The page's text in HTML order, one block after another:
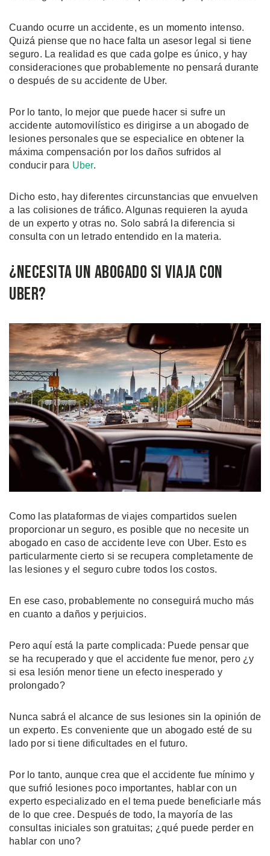
Cuando ocurre un accidente, es un momento intenso.
Quizá piense que no hace falta un asesor legal si tiene
seguro. La realidad es que cada golpe es único, y hay
consideraciones que probablemente no pensará durante
o después de su accidente de Uber.
Por lo tanto, lo mejor que puede hacer si sufre un
accidente automovilístico es dirigirse a un abogado de
lesiones personales que se especialice en obtener la
máxima compensación por los daños sufridos al
conducir para Uber.
Dicho esto, hay diferentes circunstancias que envuelven
a las colisiones de tráfico. Algunas requieren la ayuda
de un experto y otras no. Solo sabrá la diferencia si
consulta con un letrado entendido en la materia.
¿Necesita un Abogado si Viaja con
Uber?
Como las plataformas de viajes compartidos suelen
proporcionar un seguro, es posible que no necesite un
abogado en caso de accidente leve con Uber. Esto es
particularmente cierto si se recupera completamente de
las lesiones y el seguro cubre todos los costos.
En ese caso, probablemente no conseguirá mucho más
en cuanto a daños y perjuicios.
Pero aquí está la parte complicada: Puede pensar que
se ha recuperado y que el accidente fue menor, pero ¿y
si esa lesión menor tiene un efecto inesperado y
prolongado?
Nunca sabrá el alcance de sus lesiones sin la opinión de
un experto. Es conveniente que un abogado esté de su
lado por si tiene dificultades en el futuro.
Por lo tanto, aunque crea que el accidente fue mínimo y
que sufrió lesiones poco importantes, hablar con un
experto especializado en el tema puede beneficiarle más
de lo que cree. Después de todo, la mayoría de las
consultas iniciales son gratuitas; ¿qué puede perder en
hablar con uno?